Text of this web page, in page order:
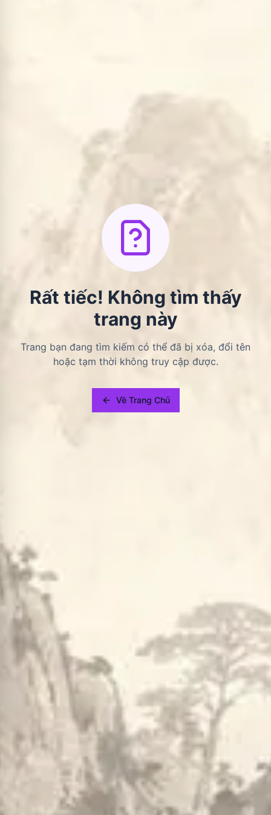
Rất tiếc! Không tìm thấy
trang này
Trang bạn đang tìm kiếm có thể đã bị xóa, đổi tên
hoặc tạm thời không truy cập được.
Về Trang Chủ